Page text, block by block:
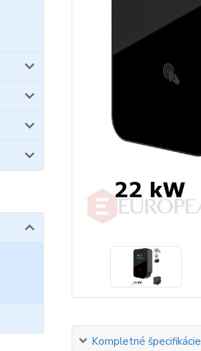
Kompletné špecifikácie